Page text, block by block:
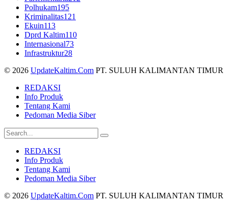
Polhukam195
Kriminalitas121
Ekuin113
Dprd Kaltim110
Internasional73
Infrastruktur28
© 2026 UpdateKaltim.Com PT. SULUH KALIMANTAN TIMUR
REDAKSI
Info Produk
Tentang Kami
Pedoman Media Siber
REDAKSI
Info Produk
Tentang Kami
Pedoman Media Siber
© 2026 UpdateKaltim.Com PT. SULUH KALIMANTAN TIMUR